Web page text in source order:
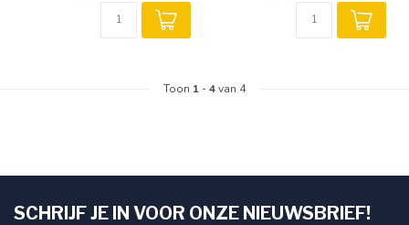
Toon 1 -4van 4
SCHRIJF JE IN VOOR ONZE NIEUWSBRIEF!